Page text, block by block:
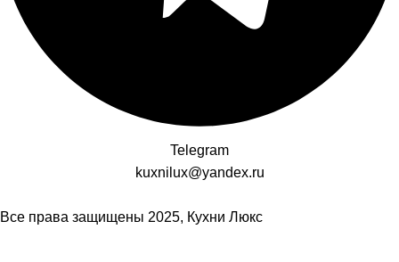
Telegram
kuxnilux@yandex.ru
Все права защищены 2025, Кухни Люкс